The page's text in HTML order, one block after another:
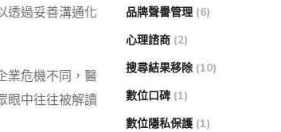
透過妥善溝通化
業危機不同，醫
眼中往往被解讀
品牌聲譽管理 (6)
心理諮商 (2)
搜尋結果移除 (10)
數位口碑 (1)
數位隱私保護 (1)